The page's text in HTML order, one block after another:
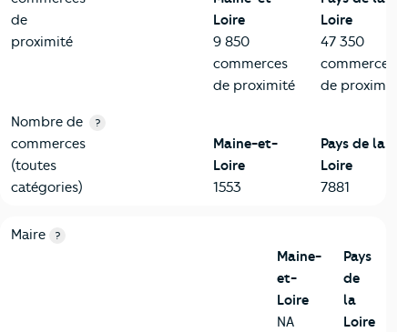
de
proximité
Loire
9 850
commerces
de proximité
Loire
47 350
commerces
de proximité
Nombre de
commerces
(toutes
catégories)
?
Maine-et-
Loire
1553
Pays de la
Loire
7881
6-Politique
Critères
Maire ?
Maine-
et-
Loire
NA
Pays
de
la
Loire